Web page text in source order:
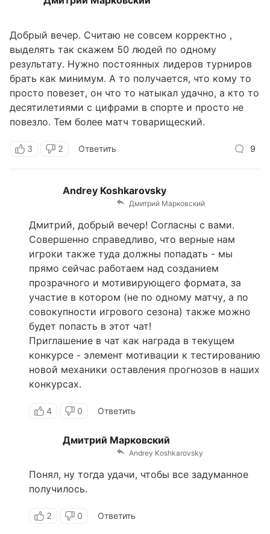
Добрый вечер. Считаю не совсем корректно ,
выделять так скажем 50 людей по одному
результату. Нужно постоянных лидеров турниров
брать как минимум. А то получается, что кому то
просто повезет, он что то натыкал удачно, а кто то
десятилетиями с цифрами в спорте и просто не
повезло. Тем более матч товарищеский.
3 2 Ответить 9
Andrey Koshkarovsky
Дмитрий Марковский
Дмитрий, добрый вечер! Согласны с вами.
Совершенно справедливо, что верные нам
игроки также туда должны попадать - мы
прямо сейчас работаем над созданием
прозрачного и мотивирующего формата, за
участие в котором (не по одному матчу, а по
совокупности игрового сезона) также можно
будет попасть в этот чат!
Приглашение в чат как награда в текущем
конкурсе - элемент мотивации к тестированию
новой механики оставления прогнозов в наших
конкурсах.
4 0 Ответить
Дмитрий Марковский
Andrey Koshkarovsky
Понял, ну тогда удачи, чтобы все задуманное
получилось.
2 0 Ответить